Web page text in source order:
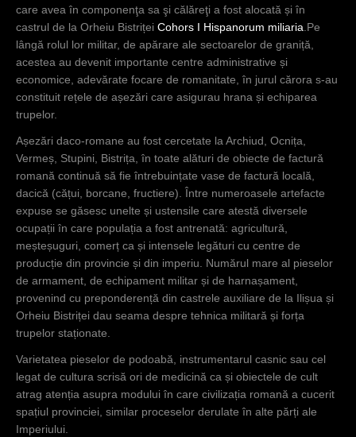
ale Carpaților
nordici și
orientali
având în
castrele
romane de la
Orheiu
Bistriței
centrele
sistemului de
apărare ale
acestui
sector al
graniței.
care avea în componenţa sa şi călăreţi a fost alocată și în
castrul de la Orheiu Bistriței Cohors I Hispanorum miliaria.Pe
lângă rolul lor militar, de apărare ale sectoarelor de graniță,
acestea au devenit importante centre administrative și
economice, adevărate focare de romanitate, în jurul cărora s-au
constituit rețele de așezări care asigurau hrana și echiparea
trupelor.
Așezări daco-romane au fost cercetate la Archiud, Ocnița,
Vermeș, Stupini, Bistrița, în toate alături de obiecte de factură
romană continuă să fie întrebuințate vase de factură locală,
dacică (cățui, borcane, fructiere). Între numeroasele artefacte
expuse se găsesc unelte și ustensile care atestă diversele
ocupații în care populația a fost antrenată: agricultură,
meșteșuguri, comerț ca și intensele legături cu centre de
producție din provincie și din imperiu. Numărul mare al pieselor
de armament, de echipament militar și de harnașament,
provenind cu preponderență din castrele auxiliare de la Ilișua și
Orheiu Bistriței dau seama despre tehnica militară și forța
trupelor staționate.
Varietatea pieselor de podoabă, instrumentarul casnic sau cel
legat de cultura scrisă ori de medicină ca și obiectele de cult
atrag atenția asupra modului în care civilizația romană a cucerit
spațiul provinciei, similar proceselor derulate în alte părți ale
Imperiului.